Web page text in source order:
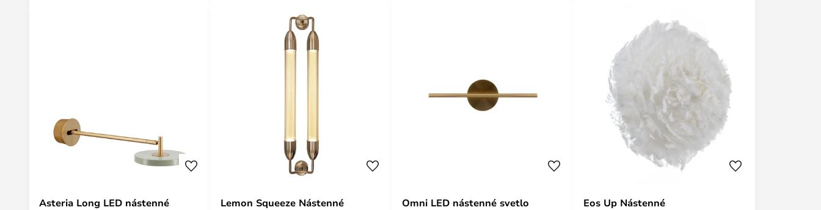
Asteria Long LED nástenné
Lemon Squeeze Nástenné
Omni LED nástenné svetlo
Eos Up Nástenné